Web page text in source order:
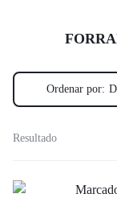
Ordenar por:
Resultado